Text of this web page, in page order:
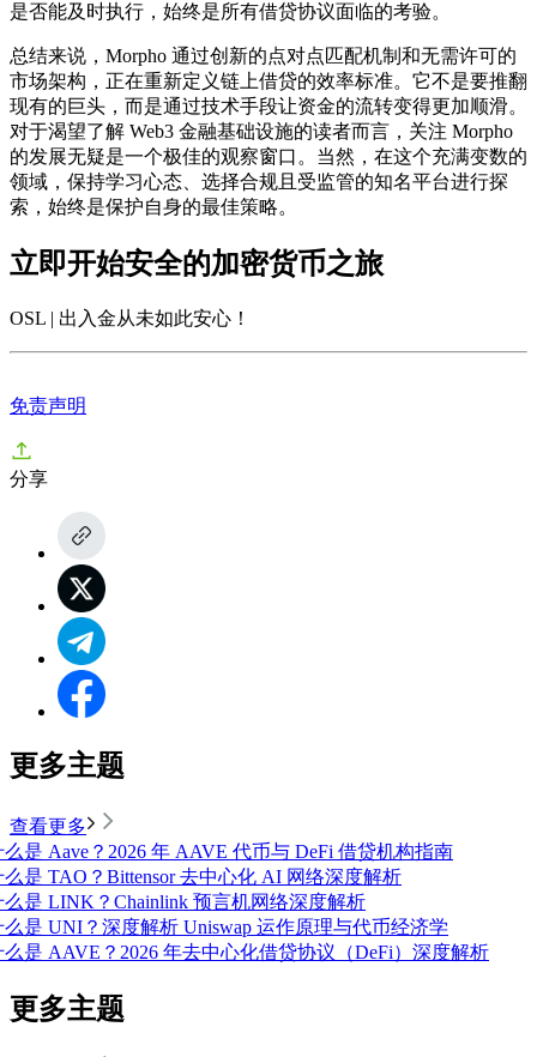
是否能及时执行，始终是所有借贷协议面临的考验。
总结来说，Morpho 通过创新的点对点匹配机制和无需许可的
市场架构，正在重新定义链上借贷的效率标准。它不是要推翻
现有的巨头，而是通过技术手段让资金的流转变得更加顺滑。
对于渴望了解 Web3 金融基础设施的读者而言，关注 Morpho
的发展无疑是一个极佳的观察窗口。当然，在这个充满变数的
领域，保持学习心态、选择合规且受监管的知名平台进行探
索，始终是保护自身的最佳策略。
立即开始安全的加密货币之旅
OSL | 出入金从未如此安心 ！
免责声明
分享
更多主题
查看更多
么是 Aave？2026 年 AAVE 代币与 DeFi 借贷机构指南
么是 TAO？Bittensor 去中心化 AI 网络深度解析
么是 LINK？Chainlink 预言机网络深度解析
么是 UNI？深度解析 Uniswap 运作原理与代币经济学
么是 AAVE？2026 年去中心化借贷协议（DeFi）深度解析
更多主题